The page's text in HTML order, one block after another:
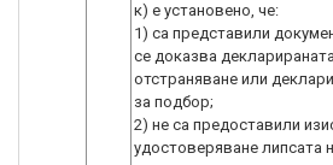
к) е установено, че:
1) са представили
се доказва
отстраняване или
за подбор;
2) не са предоставили
удостоверяване липсата